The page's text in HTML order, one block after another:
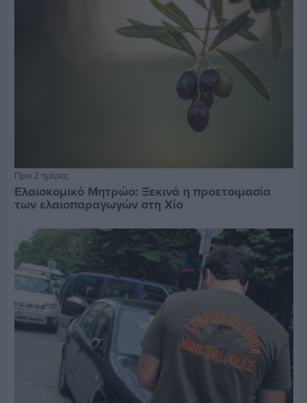
Πριν 2 ημέρες
Ελαιοκομικό Μητρώο: Ξεκινά η προετοιμασία
των ελαιοπαραγωγών στη Χίο